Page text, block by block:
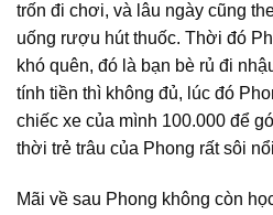
trốn đi chơi, và lâu ngày cũng
uống rượu hút thuốc. Thời đó
khó quên, đó là bạn bè rủ đi
tính tiền thì không đủ, lúc đó
chiếc xe của mình 100.000 để
thời trẻ trâu của Phong rất sôi
Mãi về sau Phong không còn